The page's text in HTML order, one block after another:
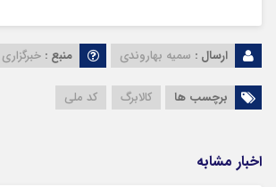
ارسال : سمیه بهاروندی منبع :
برچسب ها کالابرگ کد ملی
اخبار مشابه